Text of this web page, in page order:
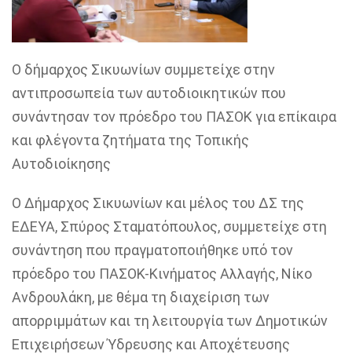
Ο δήμαρχος Σικυωνίων συμμετείχε στην
αντιπροσωπεία των αυτοδιοικητικών που
συνάντησαν τον πρόεδρο του ΠΑΣΟΚ για επίκαιρα
και φλέγοντα ζητήματα της Τοπικής
Αυτοδιοίκησης
Ο Δήμαρχος Σικυωνίων και μέλος του ΔΣ της
ΕΔΕΥΑ, Σπύρος Σταματόπουλος, συμμετείχε στη
συνάντηση που πραγματοποιήθηκε υπό τον
πρόεδρο του ΠΑΣΟΚ-Κινήματος Αλλαγής, Νίκο
Ανδρουλάκη, με θέμα τη διαχείριση των
απορριμμάτων και τη λειτουργία των Δημοτικών
Επιχειρήσεων Ύδρευσης και Αποχέτευσης